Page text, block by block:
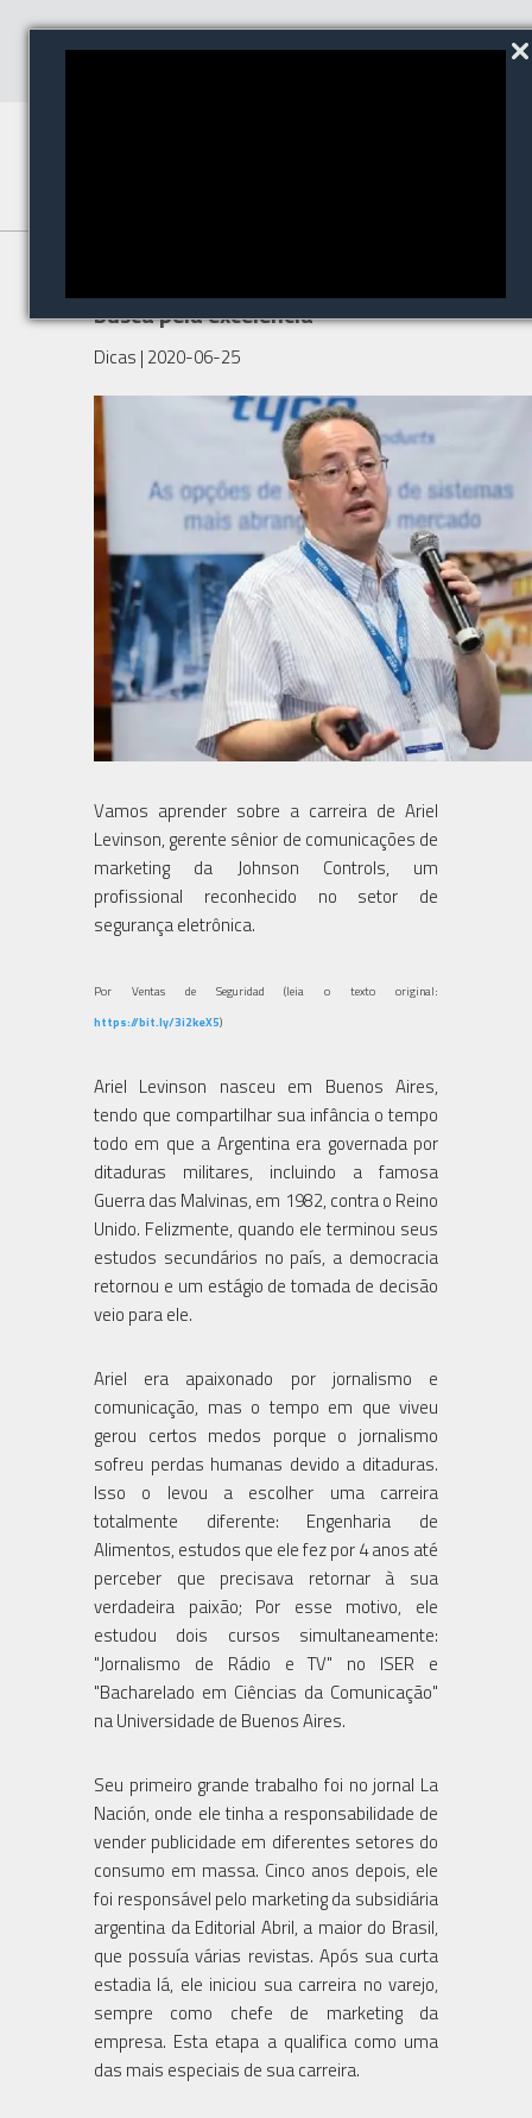
busca pela excelência
Dicas | 2020-06-25
Vamos aprender sobre a carreira de Ariel
Levinson, gerente sênior de comunicações de
marketing da Johnson Controls, um
profissional reconhecido no setor de
segurança eletrônica.
Por Ventas de Seguridad (leia o texto original:
https://bit.ly/3i2keX5)
Ariel Levinson nasceu em Buenos Aires,
tendo que compartilhar sua infância o tempo
todo em que a Argentina era governada por
ditaduras militares, incluindo a famosa
Guerra das Malvinas, em 1982, contra o Reino
Unido. Felizmente, quando ele terminou seus
estudos secundários no país, a democracia
retornou e um estágio de tomada de decisão
veio para ele.
Ariel era apaixonado por jornalismo e
comunicação, mas o tempo em que viveu
gerou certos medos porque o jornalismo
sofreu perdas humanas devido a ditaduras.
Isso o levou a escolher uma carreira
totalmente diferente: Engenharia de
Alimentos, estudos que ele fez por 4 anos até
perceber que precisava retornar à sua
verdadeira paixão; Por esse motivo, ele
estudou dois cursos simultaneamente:
"Jornalismo de Rádio e TV" no ISER e
"Bacharelado em Ciências da Comunicação"
na Universidade de Buenos Aires.
Seu primeiro grande trabalho foi no jornal La
Nación, onde ele tinha a responsabilidade de
vender publicidade em diferentes setores do
consumo em massa. Cinco anos depois, ele
foi responsável pelo marketing da subsidiária
argentina da Editorial Abril, a maior do Brasil,
que possuía várias revistas. Após sua curta
estadia lá, ele iniciou sua carreira no varejo,
sempre como chefe de marketing da
empresa. Esta etapa a qualifica como uma
das mais especiais de sua carreira.